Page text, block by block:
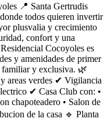
📍 Santa Gertrudis
todos quieren invertir
plusvalia y crecimiento
confort y una
Cocoyoles es
y amenidades de primer
familiar y exclusiva. 🌿
areas verdes ✔ Vigilancia
✔ Casa Club con: •
chapoteadero • Salon de
de la casa 🔹 Planta